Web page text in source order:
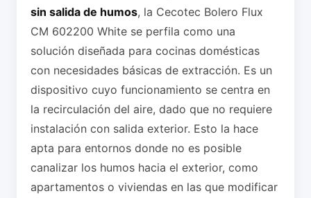
sin salida de humos, la Cecotec Bolero Flux
CM 602200 White se perfila como una
solución diseñada para cocinas domésticas
con necesidades básicas de extracción. Es un
dispositivo cuyo funcionamiento se centra en
la recirculación del aire, dado que no requiere
instalación con salida exterior. Esto la hace
apta para entornos donde no es posible
canalizar los humos hacia el exterior, como
apartamentos o viviendas en las que modificar